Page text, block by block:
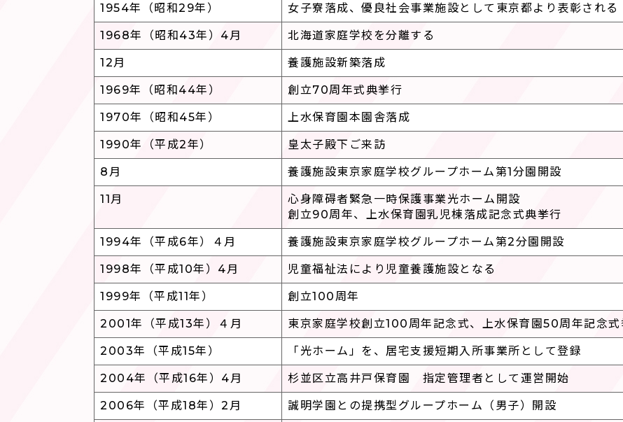
1954年（昭和29年） 女子寮落成、優良社会事業施設として東京都より表彰される
1968年（昭和43年）4月 北海道家庭学校を分離する
12月 養護施設新築落成
1969年（昭和44年） 創立70周年式典挙行
1970年（昭和45年） 上水保育園本園舎落成
1990年（平成2年） 皇太子殿下ご来訪
8月 養護施設東京家庭学校グループホーム第1分園開設
11月
心身障碍者緊急一時保護事業光ホーム開設
創立90周年、上水保育園乳児棟落成記念式典挙行
1994年（平成6年）４月 養護施設東京家庭学校グループホーム第2分園開設
1998年（平成10年）4月 児童福祉法により児童養護施設となる
1999年（平成11年） 創立100周年
2001年（平成13年）４月 東京家庭学校創立100周年記念式、上水保育園50周年記念
2003年（平成15年） 「光ホーム」を、居宅支援短期入所事業所として登録
2004年（平成16年）4月 杉並区立高井戸保育園 指定管理者として運営開始
2006年（平成18年）2月 誠明学園との提携型グループホーム（男子）開設